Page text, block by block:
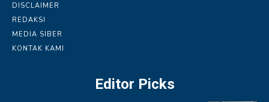
DISCLAIMER
REDAKSI
MEDIA SIBER
KONTAK KAMI
Editor Picks